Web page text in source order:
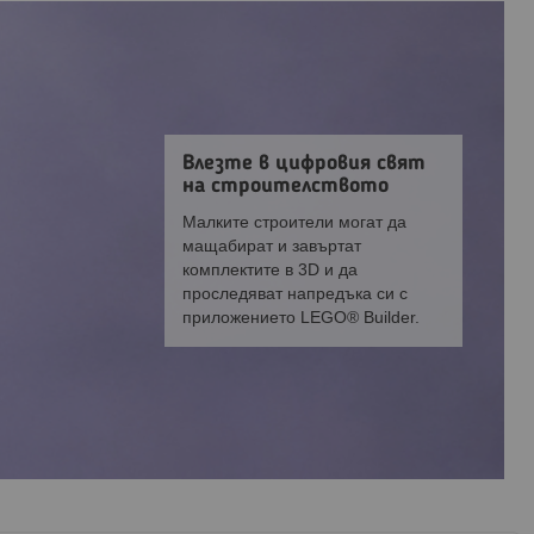
Влезте в цифровия свят
на строителството
Малките строители могат да
мащабират и завъртат
комплектите в 3D и да
проследяват напредъка си с
приложението LEGO® Builder.